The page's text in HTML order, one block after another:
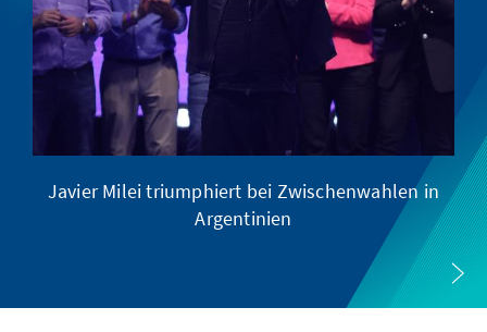
Javier Milei triumphiert bei Zwischenwahlen in
Argentinien